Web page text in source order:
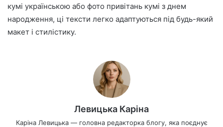
кумі українською або фото привітань кумі з днем
народження, ці тексти легко адаптуються під будь-який
макет і стилістику.
Левицька Каріна
Каріна Левицька — головна редакторка блогу, яка поєднує